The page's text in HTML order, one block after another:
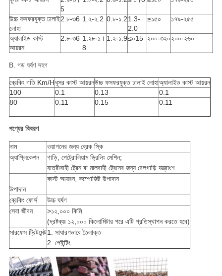
5
উচ্চ ফসফরযুক্ত ঢালাই
লোহা
2.৮-৩6 1.২-২.2 0.৮-১.21.3-
2.0
≥১৫০ ১৭৯-২৫৫
অ্যালাইড কাস্ট
আয়রন
2.৮-৩6 1.২৮-১।
8
1.২-১.9≤০15 ২০০-৩২০২০০-২৬০
B. গড় ঘর্ষণ সহগ
ব্রেকিং গতি Km/Hধূসর কাস্ট আয়রনউচ্চ ফসফরযুক্ত ঢালাই লোহাঅ্যালাইড কাস্ট আয়রন
100
0.1 0.13
0.1
80
0.11 0.15 0.11
পণ্যের বিবরণ
নাম
ওয়াগনের জন্য ব্রেক স্কি
অ্যাপ্লিকেশন
গাড়ি, পেট্রোলিয়াম ড্রিলিং মেশিন;
যাত্রীবাহী ট্রেন বা মালবাহী ট্রেনের জন্য রেলগাড়ি যন্ত্রাংশ
উপাদান
কাস্ট আয়রন, কম্পোজিট উপাদান
ব্রেকিং ফোর্স
উচ্চ ঘর্ষণ
সেবা জীবন
>১২,০০০ কিমি
(দ্রষ্টব্যঃ ১২,০০০ কিলোমিটার পরে এটি প্রতিস্থাপন করতে হবে)
সারফেস ট্রিটমেন্ট1. সাধারণভাবে তৈলাক্ত
2. পেইন্টিং